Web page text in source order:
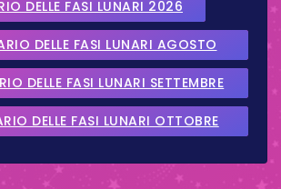
DELLE FASI LUNARI 2026
DELLE FASI LUNARI AGOSTO
2026
DELLE FASI LUNARI SETTEMBRE
2026
DELLE FASI LUNARI OTTOBRE